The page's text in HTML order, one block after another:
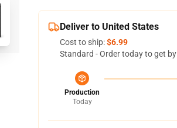
Deliver to United States
Cost to ship:$6.99
Standard - Order today to get by
Production
Today